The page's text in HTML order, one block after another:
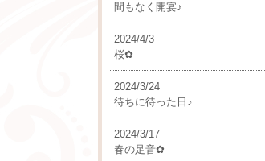
間もなく開宴♪
2024/4/3
桜✿
2024/3/24
待ちに待った日♪
2024/3/17
春の足音✿